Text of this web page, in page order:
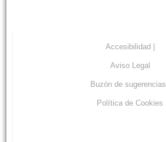
Accesibilidad |
Aviso Legal
Buzón de sugerencias |
Política de Cookies